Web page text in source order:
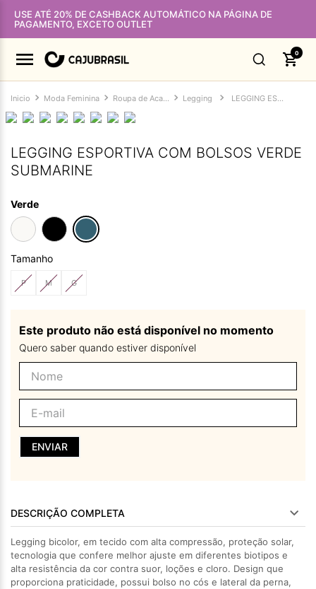
USE ATÉ 20% DE CASHBACK AUTOMÁTICO NA PÁGINA DE
PAGAMENTO, EXCETO OUTLET
0
Moda Feminina Roupa de Academia Feminina Legging LEGGING ESPORTIVA COM BOLSOS VERDE SUBMARINE
LEGGING ESPORTIVA COM BOLSOS VERDE
SUBMARINE
Verde
Tamanho
P M G
Este produto não está disponível no momento
Quero saber quando estiver disponível
ENVIAR
DESCRIÇÃO COMPLETA
Legging bicolor, em tecido com alta compressão, proteção solar,
tecnologia que confere melhor ajuste em diferentes biotipos e
alta resistência da cor contra suor, loções e cloro. Design que
proporciona praticidade, possui bolso no cós e lateral da perna,